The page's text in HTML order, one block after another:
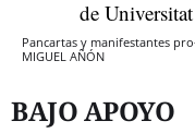
Pancartas y manifestantes
MIGUEL AÑÓN
BAJO APOYO